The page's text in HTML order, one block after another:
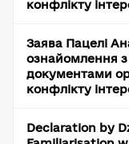
конфлікту
Заява Пацелі
ознайомлення
документами
конфлікту
Declaration by